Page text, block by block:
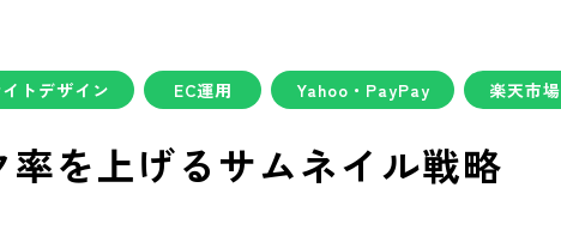
トデザイン EC運用 Yahoo・PayPay 楽天市場
を上げるサムネイル戦略